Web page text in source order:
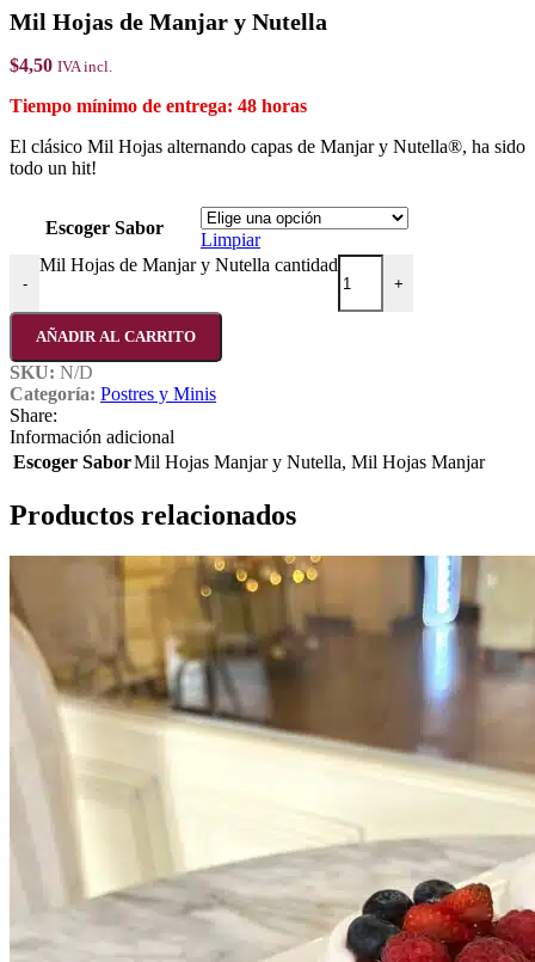
Mil Hojas de Manjar y Nutella
$4,50 IVA incl.
48 horas
El clásico Mil Hojas alternando capas de Manjar y Nutella®, ha sido
todo un hit!
Escoger Sabor
Limpiar
-
Mil Hojas de Manjar y Nutella cantidad
+
AÑADIR AL CARRITO
SKU: N/D
Categoría: Postres y Minis
Share:
Información adicional
Escoger SaborMil Hojas Manjar y Nutella, Mil Hojas Manjar
Productos relacionados